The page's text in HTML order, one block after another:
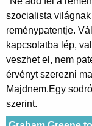
szocialista
reménypatentje.
kapcsolatba lép,
veszhet el, nem
érvényt szerezni
Majdnem.Egy
szerint.